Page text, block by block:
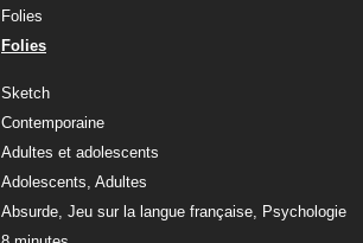
Folies
Folies
Sketch
Contemporaine
Adultes et adolescents
Adolescents, Adultes
Absurde, Jeu sur la langue française, Psychologie